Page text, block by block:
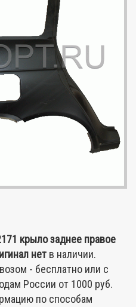
крыло заднее правое
нет в наличии.
- бесплатно или с
России от 1000 руб.
по способам